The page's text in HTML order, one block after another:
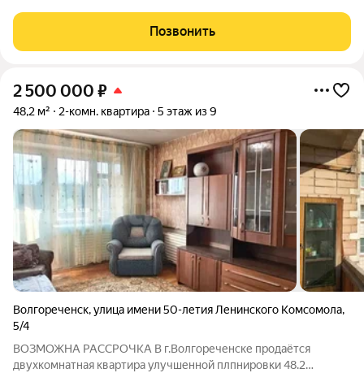
современный 5-этажный кирпичный дом на 49 квартир,
созданный в формате уютного
Позвонить
2 500 000 ₽
48,2 м² 2-комн. квартира 5 этаж из 9
Волгореченск,улица имени 50-летия Ленинского Комсомола,
5/4
ВОЗМОЖНА РАССРОЧКА В г.Волгореченске продаётся
двухкомнатная квартира улучшенной плпнировки 48.2